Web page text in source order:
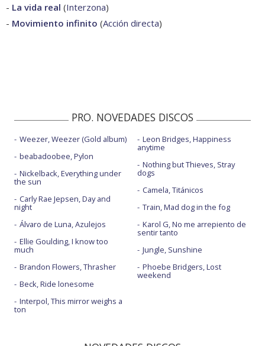
- La vida real (Interzona)
- Movimiento infinito (Acción directa)
PRO. NOVEDADES DISCOS
Weezer, Weezer (Gold album)
beabadoobee, Pylon
Nickelback, Everything under
the sun
Carly Rae Jepsen, Day and
night
Álvaro de Luna, Azulejos
Ellie Goulding, I know too
much
Brandon Flowers, Thrasher
Beck, Ride lonesome
Interpol, This mirror weighs a
ton
Leon Bridges, Happiness
anytime
Nothing but Thieves, Stray
dogs
Camela, Titánicos
Train, Mad dog in the fog
Karol G, No me arrepiento de
sentir tanto
Jungle, Sunshine
Phoebe Bridgers, Lost
weekend